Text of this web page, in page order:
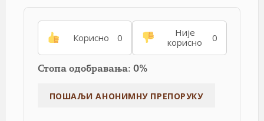
Корисно 0
Није
корисно
0
Стопа одобравања: 0%